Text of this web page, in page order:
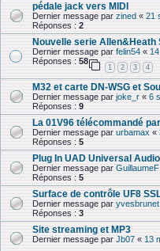
pédale jack vers MIDI
Dernier message par zined « 21
Réponses : 2
Nouvelle serie Allen&Heath
Dernier message par felin54 «
Réponses : 58
1 2 3 4
M32 et carte DN-WSG et
Dernier message par joke_r « 6
Réponses : 9
La 01V96 télécommandé
Dernier message par urbamax «
Réponses : 5
Plug In UAD Universal
Dernier message par GuillaumeF
Réponses : 5
Surface de contrôle UF8
Dernier message par yvesbrunet
Réponses : 3
Site streaming et MP3
Dernier message par Jb07 « 13